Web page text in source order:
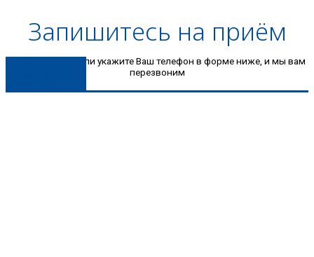
Запишитесь на приём
Позвоните нам или укажите Ваш телефон в форме ниже, и мы вам
перезвоним